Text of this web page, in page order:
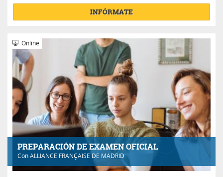
INFÓRMATE
PREPARACIÓN DE EXAMEN OFICIAL
ConALLIANCE FRANÇAISE DE MADRID
Online